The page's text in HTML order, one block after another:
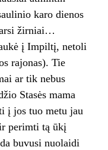
karo dienos
žirniai…
į Impiltį, netoli
rajonas). Tie
ar tik nebus
Stasės mama
į jos tuo metu jau
perimti tą ūkį
buvusi nuolaidi